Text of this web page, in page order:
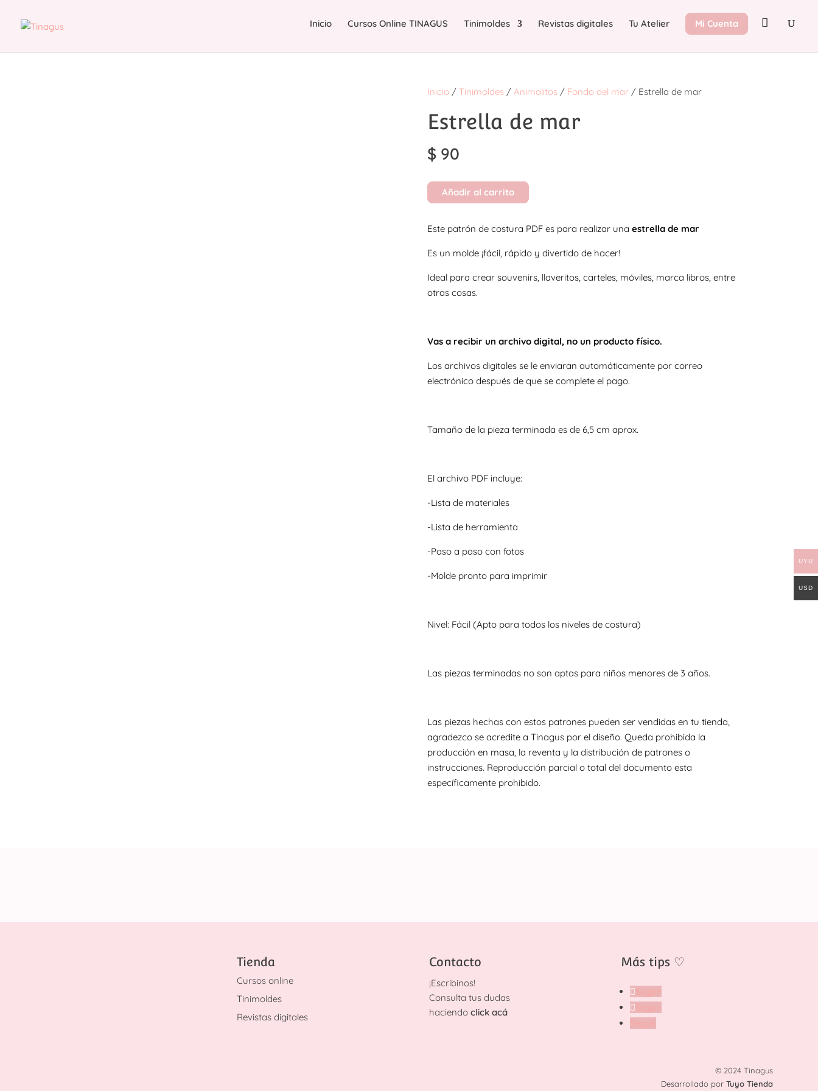
Inicio Cursos Online TINAGUS Tinimoldes Revistas digitales Tu Atelier Mi Cuenta
Inicio/ Tinimoldes/ Animalitos/ Fondo del mar/ Estrella de mar
Estrella de mar
$ 90
Añadir al carrito
Este patrón de costura PDF es para realizar una estrella de mar
Es un molde ¡fácil, rápido y divertido de hacer!
Ideal para crear souvenirs, llaveritos, carteles, móviles, marca libros, entre
otras cosas.
Vas a recibir un archivo digital, no un producto físico.
Los archivos digitales se le enviaran automáticamente por correo
electrónico después de que se complete el pago.
Tamaño de la pieza terminada es de 6,5 cm aprox.
El archivo PDF incluye:
-Lista de materiales
-Lista de herramienta
-Paso a paso con fotos
-Molde pronto para imprimir
Nivel: Fácil (Apto para todos los niveles de costura)
Las piezas terminadas no son aptas para niños menores de 3 años.
Las piezas hechas con estos patrones pueden ser vendidas en tu tienda,
agradezco se acredite a Tinagus por el diseño. Queda prohibida la
producción en masa, la reventa y la distribución de patrones o
instrucciones. Reproducción parcial o total del documento esta
específicamente prohibido.
Tienda
Cursos online
Tinimoldes
Revistas digitales
Contacto
¡Escribinos!
Consulta tus dudas
haciendo click acá
Más tips ♡
Seguir
Seguir
Seguir
© 2024 Tinagus
Desarrollado porTuyo Tienda
UYU
USD